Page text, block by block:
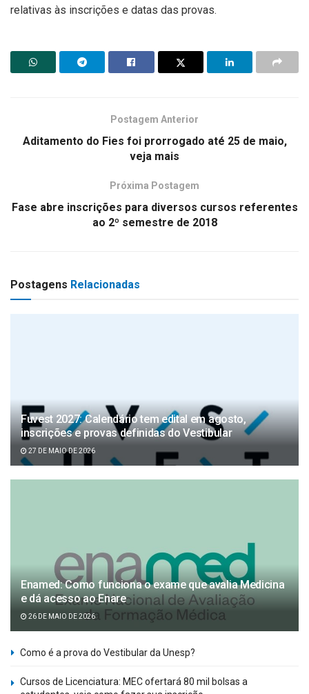
relativas às inscrições e datas das provas.
Postagem Anterior
Aditamento do Fies foi prorrogado até 25 de maio,
veja mais
Próxima Postagem
Fase abre inscrições para diversos cursos referentes
ao 2º semestre de 2018
Postagens Relacionadas
Fuvest 2027: Calendário tem edital em agosto,
inscrições e provas definidas do Vestibular
27 DE MAIO DE 2026
Enamed: Como funciona o exame que avalia Medicina
e dá acesso ao Enare
26 DE MAIO DE 2026
Como é a prova do Vestibular da Unesp?
Cursos de Licenciatura: MEC ofertará 80 mil bolsas a